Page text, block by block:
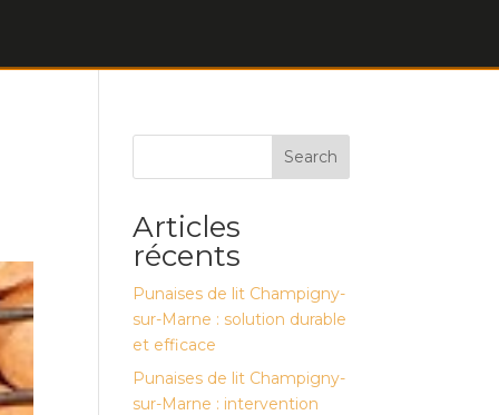
Search
Articles
récents
Punaises de lit Champigny-
sur-Marne : solution durable
et efficace
Punaises de lit Champigny-
sur-Marne : intervention